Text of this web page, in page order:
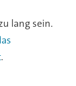
lang sein.
.